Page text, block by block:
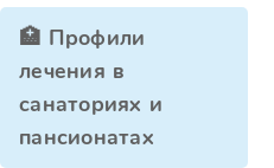
🏥 Профили
лечения в
санаториях и
пансионатах